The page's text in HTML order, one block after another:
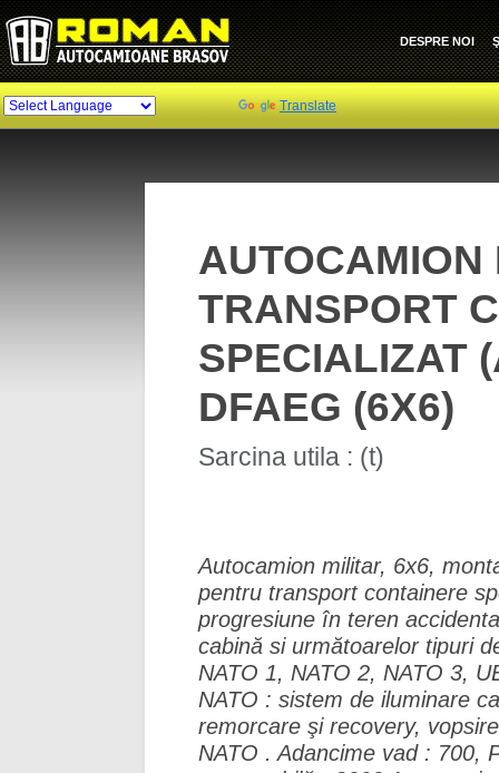
DESPRE NOI
Translate
AUTOCAMION
TRANSPORT
SPECIALIZAT
DFAEG (6X6)
Sarcina utila : (t)
Autocamion militar, 6x6,
pentru transport containere
progresiune în teren
cabină si următoarelor tipuri
NATO 1, NATO 2, NATO 3,
NATO : sistem de iluminare
remorcare şi recovery,
NATO . Adancime vad : 700,